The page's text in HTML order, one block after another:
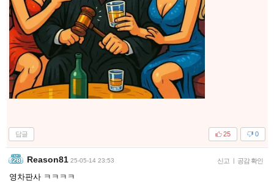
답글 0
25
Reason81 25-05-14 23:53 신고 | 공감 확인
영차판사 ㅋㅋㅋㅋ